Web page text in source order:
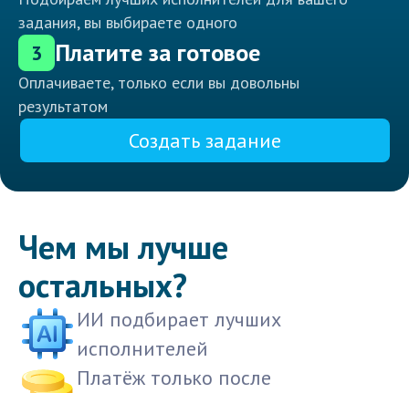
задания, вы выбираете одного
3 Платите за готовое
Оплачиваете, только если вы довольны
результатом
Создать задание
Чем мы лучше
остальных?
ИИ подбирает лучших
исполнителей
Платёж только после